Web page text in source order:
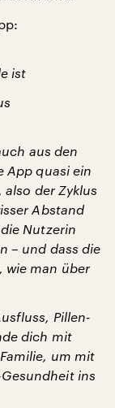
ist
aus den
App quasi ein
der Zyklus
Abstand
Nutzerin
– und dass die
wie man über
Pillen-
dich mit
um mit
ins